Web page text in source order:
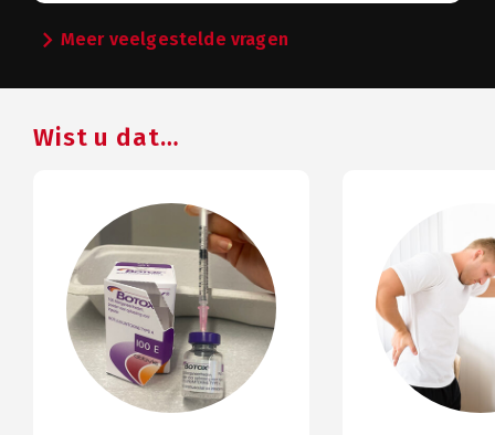
chevron_rightMeer veelgestelde vragen
Wist u dat…